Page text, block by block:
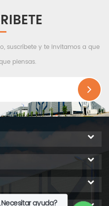
secundaria y chapa
corrugada de metal o
sistema de pared y techo,
también las puertas,
otras combinaciones para
hacer el prefabricado.
Edificios hermoso aspecto
suscríbete y te invitamos a que
piensas.
ayuda?